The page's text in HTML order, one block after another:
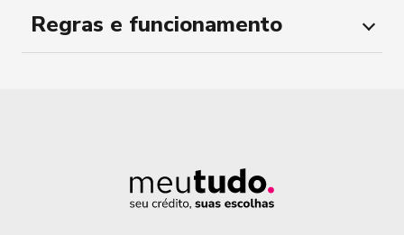
Regras e funcionamento
Como saber se a Portabilidade vale a pena?